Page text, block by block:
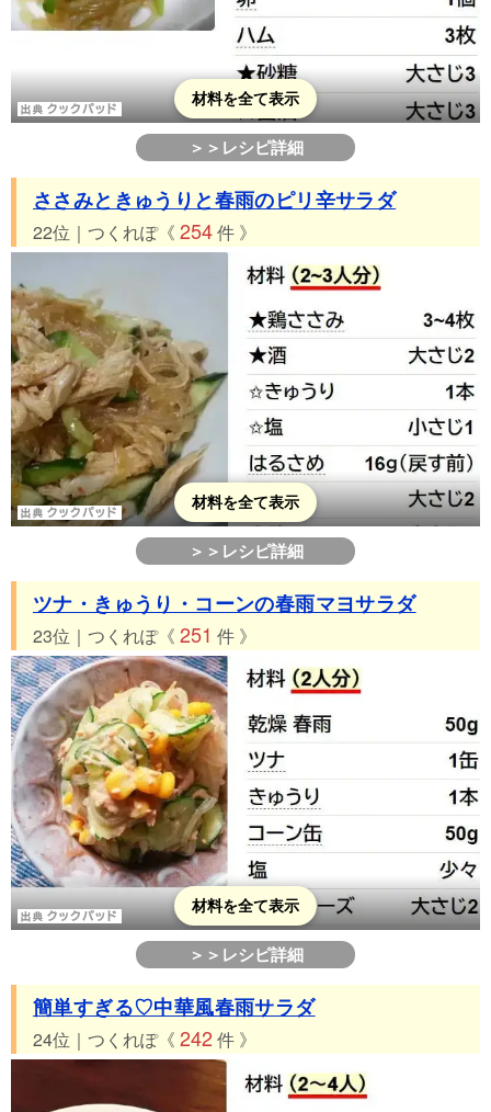
材料を全て表示
＞＞レシピ詳細
ささみときゅうりと春雨のピリ辛サラダ
22位｜つくれぽ《 254件 》
材料を全て表示
＞＞レシピ詳細
ツナ・きゅうり・コーンの春雨マヨサラダ
23位｜つくれぽ《 251 件 》
材料を全て表示
＞＞レシピ詳細
簡単すぎる♡中華風春雨サラダ
24位｜つくれぽ《 242 件 》